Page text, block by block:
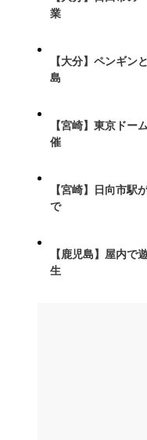
業
【大分】ペンギン
島
【宮崎】東京ドー
催
【宮崎】日向市駅
で
【鹿児島】屋内で
生